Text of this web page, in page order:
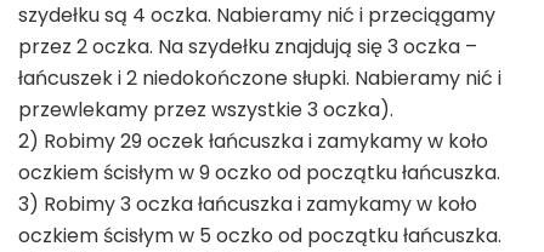
szydełku są 4 oczka. Nabieramy nić i przeciągamy
przez 2 oczka. Na szydełku znajdują się 3 oczka –
łańcuszek i 2 niedokończone słupki. Nabieramy nić i
przewlekamy przez wszystkie 3 oczka).
2) Robimy 29 oczek łańcuszka i zamykamy w koło
oczkiem ścisłym w 9 oczko od początku łańcuszka.
3) Robimy 3 oczka łańcuszka i zamykamy w koło
oczkiem ścisłym w 5 oczko od początku łańcuszka.